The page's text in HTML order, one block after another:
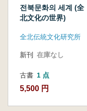
전북문화의 세계 (全
北文化の世界)
全北伝統文化研究所
新刊 在庫なし
古書 1 点
5,500 円